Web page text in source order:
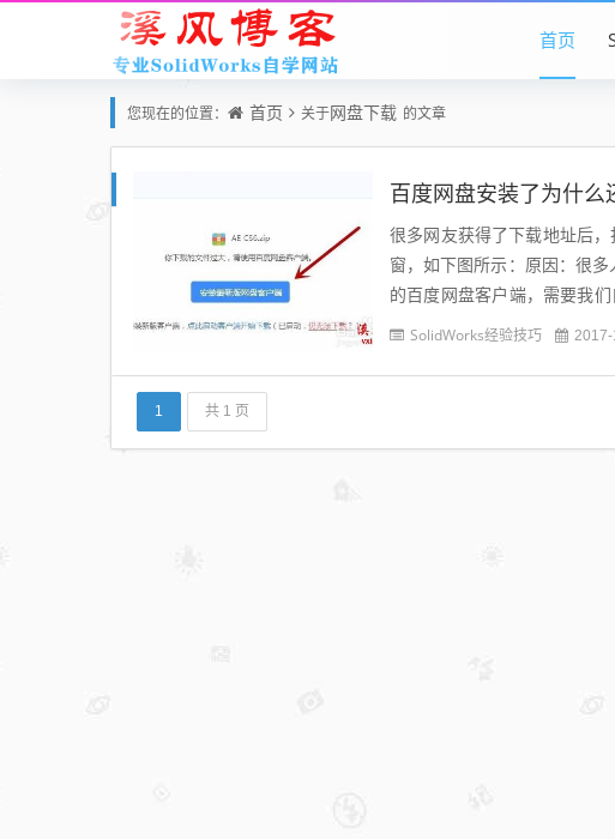
首页
您现在的位置： 首页 关于网盘下载 的文章
百度网盘安装了为什么
很多网友获得了下载地址后
窗，如下图所示：原因：很
的百度网盘客户端，需要我
装了百度网盘客户端，并登陆
SolidWorks经验技巧
1 共 1 页